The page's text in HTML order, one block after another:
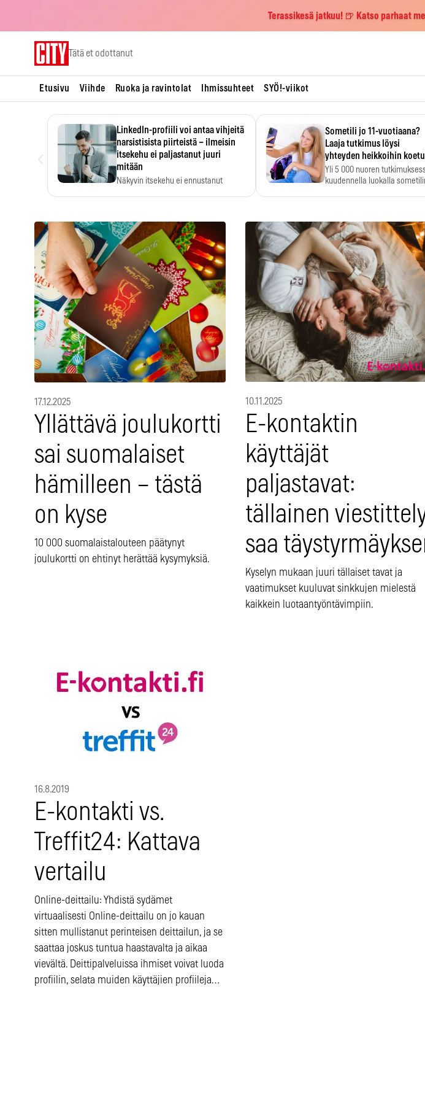
Terassikesä jatkuu! 🍺 Katso parhaat
Tätä et odottanut
Etusivu Viihde Ruoka ja ravintolat Ihmissuhteet SYÖ!-viikot
LinkedIn-profiili voi antaa vihjeitä
narsistisista piirteistä – ilmeisin
itsekehu ei paljastanut juuri
mitään
Näkyvin itsekehu ei ennustanut
Sometili jo 11-vuotiaana?
Laaja tutkimus löysi
yhteyden heikkoihin
Yli 5 000 nuoren
kuudennella luokalla
17.12.2025
Yllättävä joulukortti
sai suomalaiset
hämilleen – tästä
on kyse
10 000 suomalaistalouteen päätynyt
joulukortti on ehtinyt herättää kysymyksiä.
10.11.2025
E-kontaktin
käyttäjät
paljastavat:
tällainen
saa
Kyselyn mukaan juuri tällaiset tavat ja
vaatimukset kuuluvat sinkkujen mielestä
kaikkein luotaantyöntävimpiin.
16.8.2019
E-kontakti vs.
Treffit24: Kattava
vertailu
Online-deittailu: Yhdistä sydämet
virtuaalisesti Online-deittailu on jo kauan
sitten mullistanut perinteisen deittailun, ja se
saattaa joskus tuntua haastavalta ja aikaa
vievältä. Deittipalveluissa ihmiset voivat luoda
profiilin, selata muiden käyttäjien profiileja…